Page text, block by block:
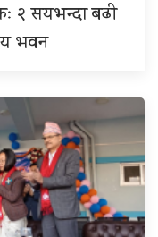
२ सयभन्दा बढी
भवन